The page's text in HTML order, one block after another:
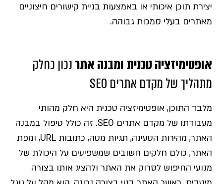
יצירת תוכן איכותי או באמצעות בניית קישורים חיצוניים
מאתרים בעלי סמכות גבוהה.
אופטימיזציה טכנית ומבנה אתרנכון כחלק
מתהליך של מקדם אתרים SEO
מלבד התוכן, אופטימיזציה טכנית היא חלק מהותי
מעבודתו של מקדם אתרים SEO. זה כולל טיפול במבנה
האתר, מהירות הטעינה, תגיות מטה, כתובות URL, ומפת
האתר, כולם חלקים חשובים שמשפיעים על היכולת של
מנועי החיפוש לסרוק את האתר ולהציג אותו בצורה